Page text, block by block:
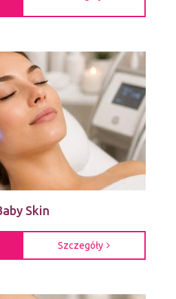
Skin
Szczegóły